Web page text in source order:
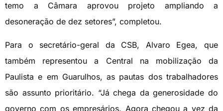
temo a Câmara aprovou projeto ampliando a
desoneração de dez setores”, completou.
Para o secretário-geral da CSB, Alvaro Egea, que
também representou a Central na mobilização da
Paulista e em Guarulhos, as pautas dos trabalhadores
são assunto prioritário. “Já chega da generosidade do
governo com os empresários. Agora chegou a vez da